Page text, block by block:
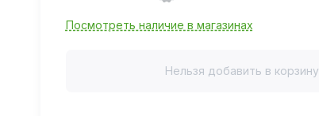
Посмотреть наличие в магазинах
Нельзя добавить в корзину